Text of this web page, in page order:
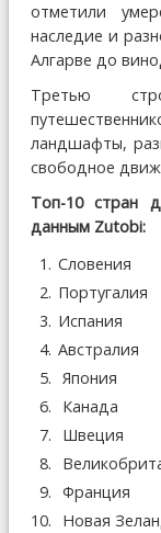
отметили
наследие и
Алгарве до
Третью
ландшафты,
свободное
Топ-10 стран
данным Zutobi:
Словения
Португалия
Испания
Австралия
​​​​​​​ Япония
​​​​​​​ Канада
​​​​​​​ Швеция
​​​​​​​ Франция
Новая